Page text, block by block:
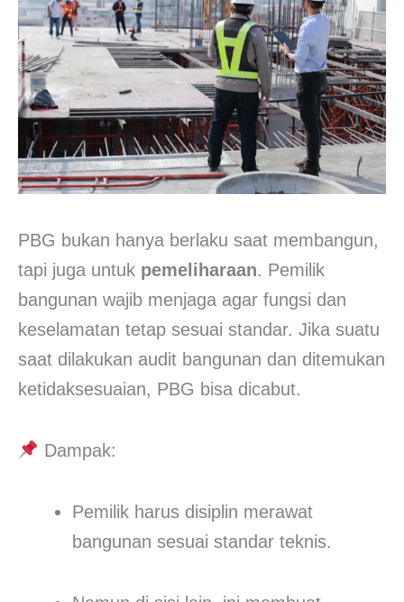
PBG bukan hanya berlaku saat membangun,
tapi juga untuk pemeliharaan. Pemilik
bangunan wajib menjaga agar fungsi dan
keselamatan tetap sesuai standar. Jika suatu
saat dilakukan audit bangunan dan ditemukan
ketidaksesuaian, PBG bisa dicabut.
Dampak:
Pemilik harus disiplin merawat
bangunan sesuai standar teknis.